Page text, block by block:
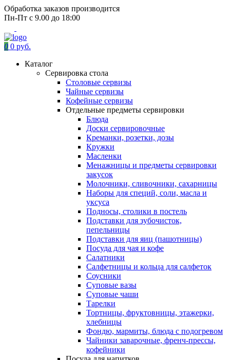
Обработка заказов производится
Пн-Пт с 9.00 до 18:00
0 0 руб.
Каталог
Сервировка стола
Столовые сервизы
Чайные сервизы
Кофейные сервизы
Отдельные предметы сервировки
Блюда
Доски сервировочные
Креманки, розетки, дозы
Кружки
Масленки
Менажницы и предметы сервировки
закусок
Молочники, сливочники, сахарницы
Наборы для специй, соли, масла и
уксуса
Подносы, столики в постель
Подставки для зубочисток,
пепельницы
Подставки для яиц (пашотницы)
Посуда для чая и кофе
Салатники
Салфетницы и кольца для салфеток
Соусники
Суповые вазы
Суповые чаши
Тарелки
Тортницы, фруктовницы, этажерки,
хлебницы
Фондю, мармиты, блюда с подогревом
Чайники заварочные, френч-прессы,
кофейники